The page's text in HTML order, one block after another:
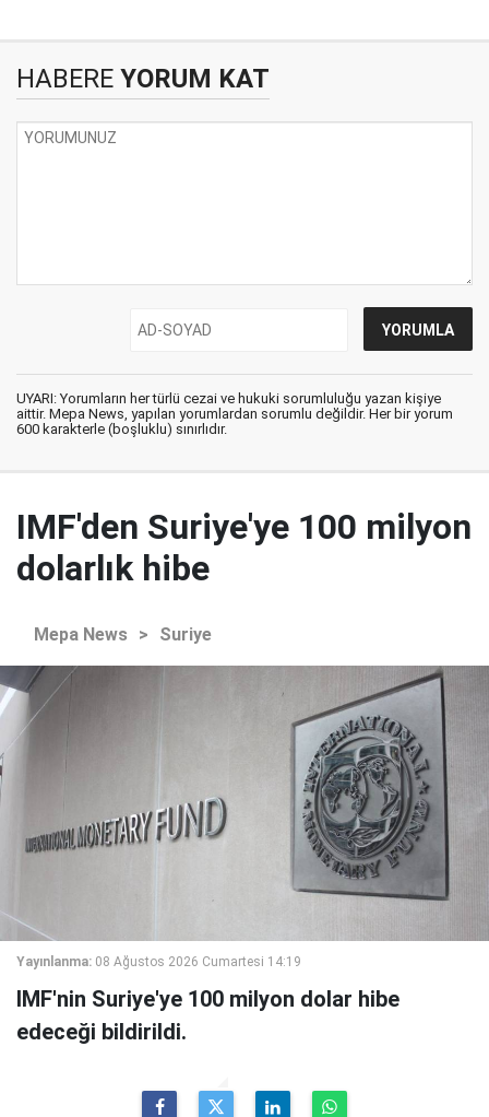
HABERE YORUM KAT
UYARI: Yorumların her türlü cezai ve hukuki sorumluluğu yazan kişiye
aittir. Mepa News, yapılan yorumlardan sorumlu değildir. Her bir yorum
600 karakterle (boşluklu) sınırlıdır.
IMF'den Suriye'ye 100 milyon
dolarlık hibe
Mepa News > Suriye
Yayınlanma: 08 Ağustos 2026 Cumartesi 14:19
IMF'nin Suriye'ye 100 milyon dolar hibe
edeceği bildirildi.